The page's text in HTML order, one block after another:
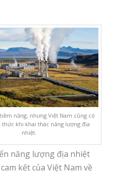
năng, nhưng Việt Nam cũng có
thức khi khai thác năng lượng địa
nhiệt.
năng lượng địa nhiệt
kết của Việt Nam về